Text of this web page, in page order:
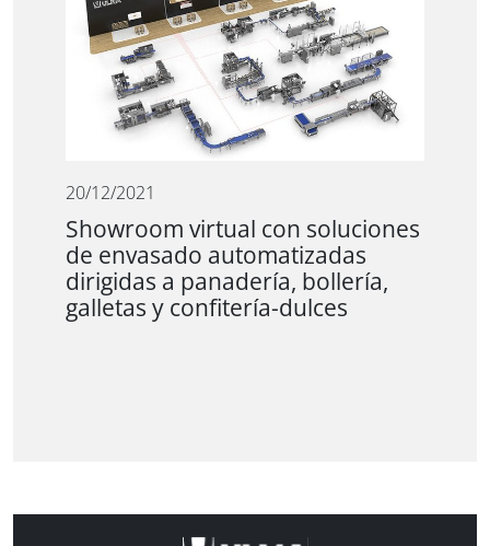
20/12/2021
Showroom virtual con soluciones
de envasado automatizadas
dirigidas a panadería, bollería,
galletas y confitería-dulces